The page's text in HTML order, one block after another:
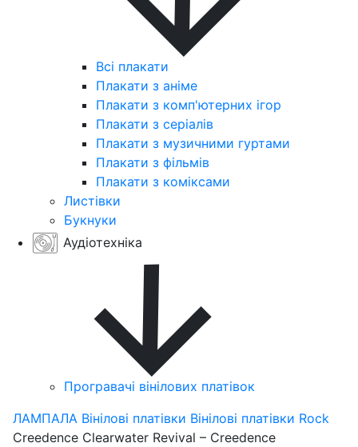
Всі плакати
Плакати з аніме
Плакати з комп'ютерних ігор
Плакати з серіалів
Плакати з музичними гуртами
Плакати з фільмів
Плакати з коміксами
Листівки
Букнуки
Аудіотехніка
Програвачі вінілових платівок
ЛАМПАЛА Вінілові платівки Вінілові платівки Rock
Creedence Clearwater Revival – Creedence